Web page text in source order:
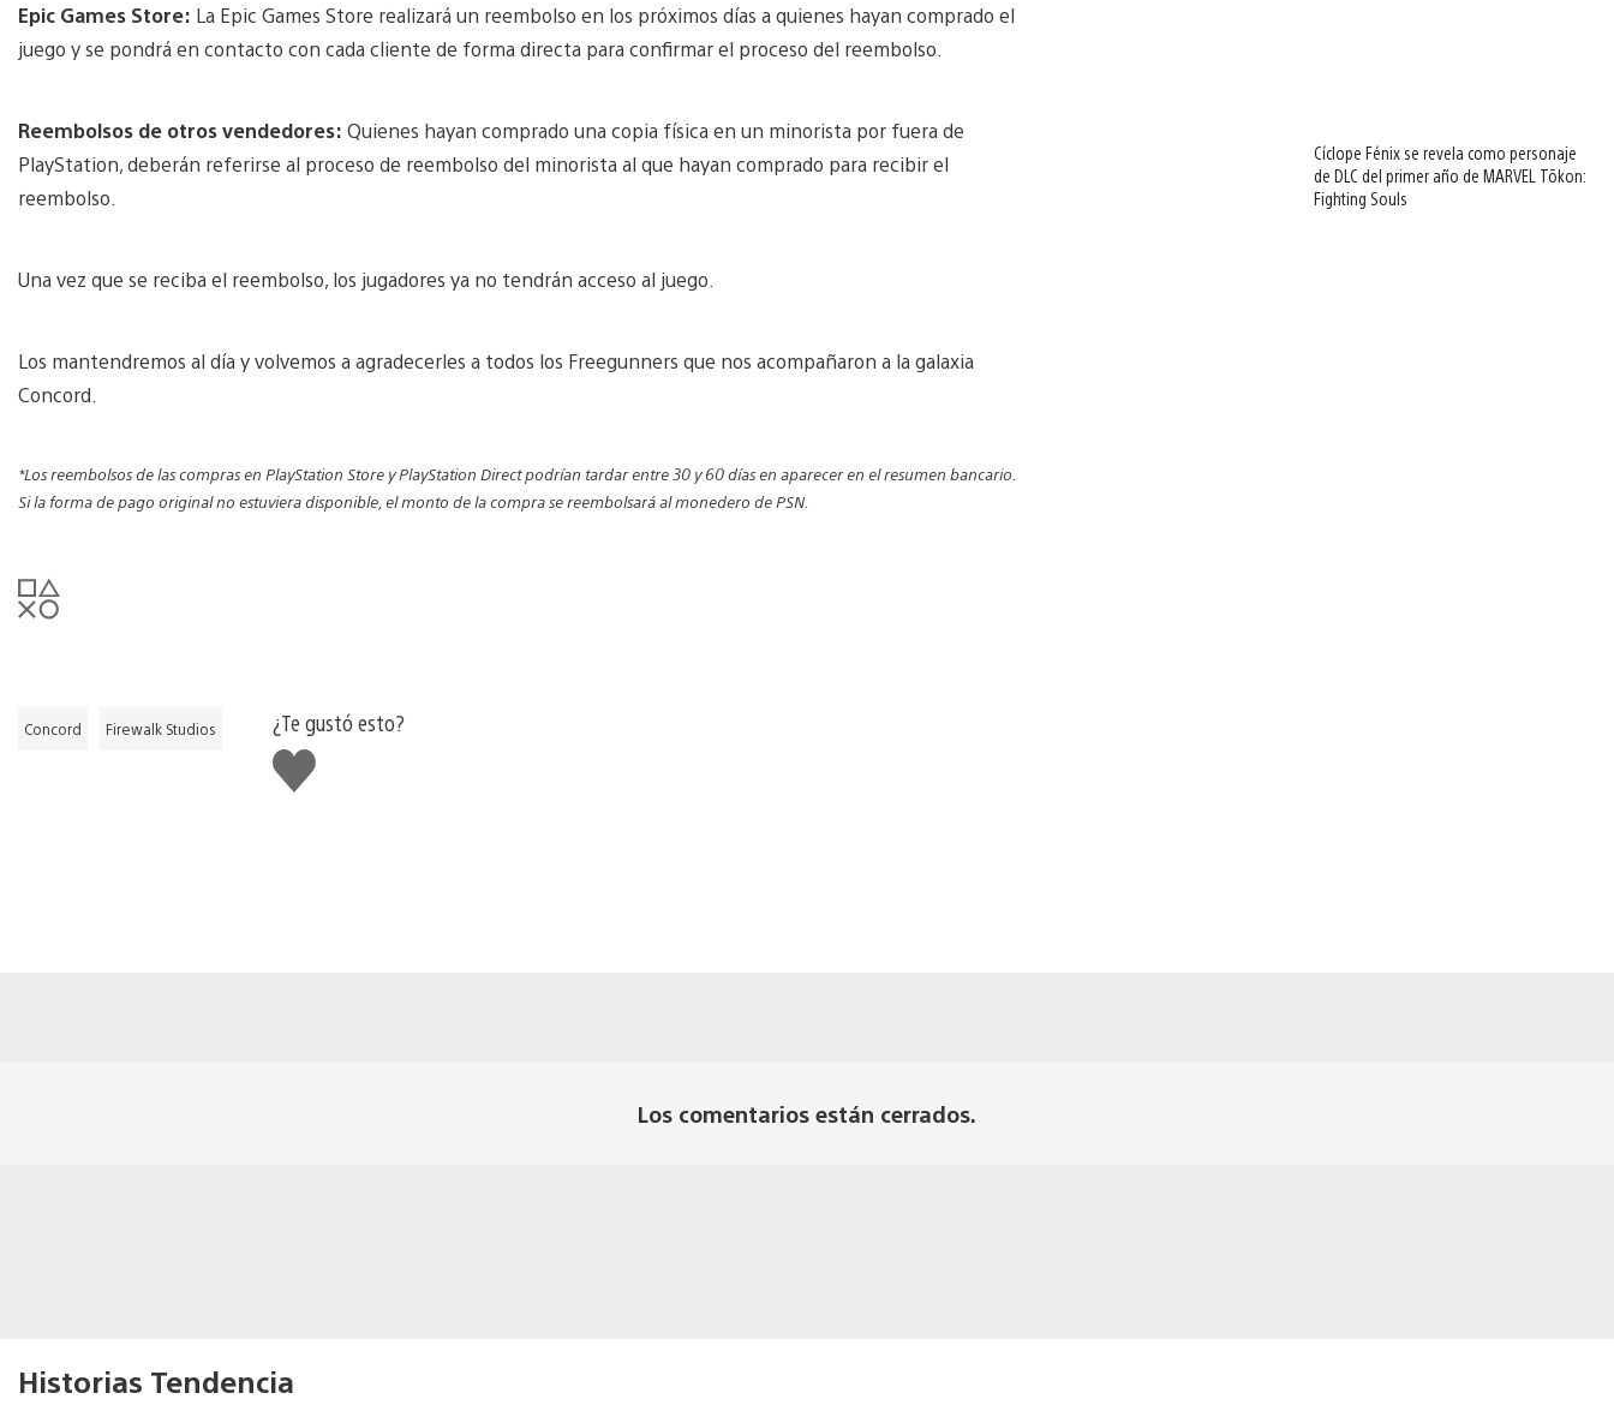
Epic Games Store: La Epic Games Store realizará un reembolso en los próximos días a quienes hayan comprado el
juego y se pondrá en contacto con cada cliente de forma directa para confirmar el proceso del reembolso.
Reembolsos de otros vendedores: Quienes hayan comprado una copia física en un minorista por fuera de
PlayStation, deberán referirse al proceso de reembolso del minorista al que hayan comprado para recibir el
reembolso.
Una vez que se reciba el reembolso, los jugadores ya no tendrán acceso al juego.
Los mantendremos al día y volvemos a agradecerles a todos los Freegunners que nos acompañaron a la galaxia
Concord.
*Los reembolsos de las compras en PlayStation Store y PlayStation Direct podrían tardar entre 30 y 60 días en aparecer en el resumen bancario.
Si la forma de pago original no estuviera disponible, el monto de la compra se reembolsará al monedero de PSN.
Concord Firewalk Studios
¿Te gustó esto?
Me
gusta
Cíclope Fénix se revela como personaje
de DLC del primer año de MARVEL Tōkon:
Fighting Souls
Los comentarios están cerrados.
Historias Tendencia